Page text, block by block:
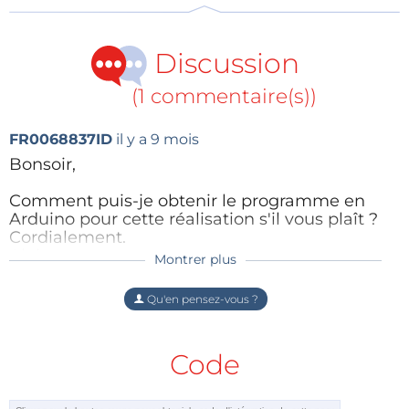
pour réduire le bruit de l’alimentation. R5 et R6 sont
des résistances de rappel haut indispensables pour le
C, et CON1 est un connecteur UFL qui fournit
module TEA5767.
Discussion
(1 commentaire(s))
FR0068837ID il y a 9 mois
Bonsoir,
Comment puis-je obtenir le programme en
Arduino pour cette réalisation s'il vous plaît ?
Cordialement.
Alain
Montrer plus
Qu'en pensez-vous ?
Code